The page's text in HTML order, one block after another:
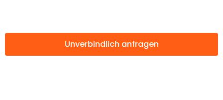
Unverbindlich anfragen